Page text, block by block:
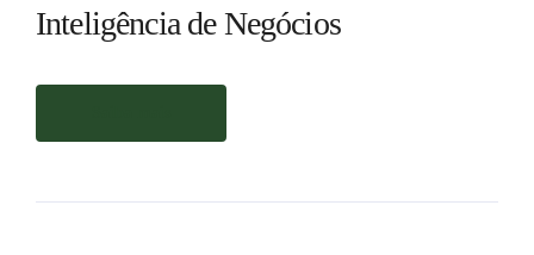
Inteligência de Negócios